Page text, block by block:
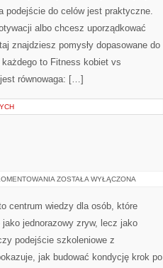
podejście do celów jest praktyczne.
albo chcesz uporządkować
znajdziesz pomysły dopasowane do
to Fitness kobiet vs
równowaga: […]
ŻYWIENIE
ZOSTAŁA WYŁĄCZONA
centrum wiedzy dla osób, które
jednorazowy zryw, lecz jako
podejście szkoleniowe z
jak budować kondycję krok po